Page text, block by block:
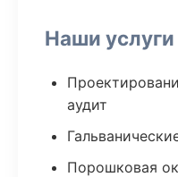
Наши услуги
аудит
Порошковая